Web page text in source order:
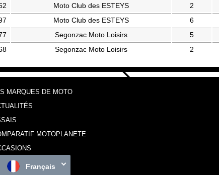
Moto Club des ESTEYS 2
Moto Club des ESTEYS 6
Segonzac Moto Loisirs 5
Segonzac Moto Loisirs 2
MARQUES DE MOTO
MOTOPLANETE
Français